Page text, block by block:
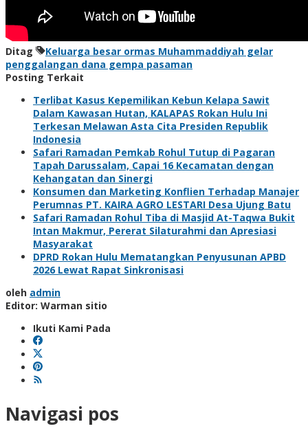
Ditag
Keluarga besar ormas Muhammaddiyah gelar
penggalangan dana gempa pasaman
Posting Terkait
Terlibat Kasus Kepemilikan Kebun Kelapa Sawit
Dalam Kawasan Hutan, KALAPAS Rokan Hulu Ini
Terkesan Melawan Asta Cita Presiden Republik
Indonesia
Safari Ramadan Pemkab Rohul Tutup di Pagaran
Tapah Darussalam, Capai 16 Kecamatan dengan
Kehangatan dan Sinergi
Konsumen dan Marketing Konflien Terhadap Manajer
Perumnas PT. KAIRA AGRO LESTARI Desa Ujung Batu
Safari Ramadan Rohul Tiba di Masjid At-Taqwa Bukit
Intan Makmur, Pererat Silaturahmi dan Apresiasi
Masyarakat
DPRD Rokan Hulu Mematangkan Penyusunan APBD
2026 Lewat Rapat Sinkronisasi
oleh admin
Editor: Warman sitio
Ikuti Kami Pada
Navigasi pos